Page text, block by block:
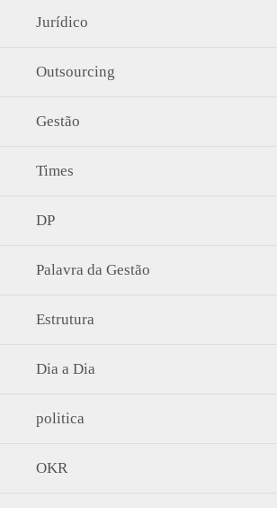
Jurídico
Outsourcing
Gestão
Times
DP
Palavra da Gestão
Estrutura
Dia a Dia
politica
OKR